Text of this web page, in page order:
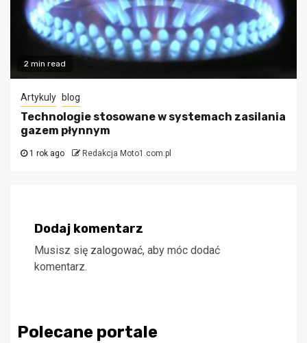
2 min read
Artykuly blog
Technologie stosowane w systemach zasilania
gazem płynnym
1 rok ago Redakcja Moto1.com.pl
Dodaj komentarz
Musisz się zalogować, aby móc dodać
komentarz.
Polecane portale